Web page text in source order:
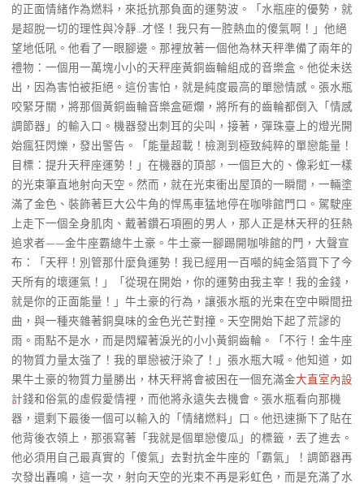
的正面情緒作為燃料，來抵抗那負面的運勢波。「水瓶座的優勢，就
是超脫一切的理性與冷靜…才怪！我只有一腔熱血的傻氣啊！」他絕
望地低吼。他看了一眼腳邊。那裡放著一個他為林天秤準備了兩年的
禮物：一個用一萬塊小小的天秤座黃銅齒輪組成的音樂盒。他從未送
出，因為害怕被拒絕。這份害怕，就是純度最高的單戀情感。張水瓶
咬緊牙關，將那個黃銅齒輪音樂盒砸爛，將所有的齒輪都倒入「情感
調節器」的輸入口。機器發出刺耳的尖叫，接著，彈珠臺上的燈光開
始瘋狂閃爍，發出警告。「能量超載！檢測到極致純粹的單戀能量！
目標：提升天秤座運勢！」在機器的頂部，一個巨大的、像彩虹一樣
的光束筆直地射向天空。然而，就在光束衝出屋頂的一瞬間，一輛塗
滿了金色、裝飾著巨大公牛角的悍馬車猛地停在咖啡館門口。駕駛座
上走下一個全身肌肉、戴著鑽石項圈的男人，那人正是林天秤的狂熱
追求者——金牛座霸總牛土豪。牛土豪一腳踢開咖啡館的門，大聲宣
布：「天秤！別管那什麼負運勢！我已經用一百噸的純金箔買下了今
天所有的壞運氣！」「從現在開始，你的運勢由我主宰！我的金錢，
就是你的正面能量！」牛土豪的行為，讓張水瓶的光束在空中瞬間扭
曲，與一種夾雜著銅臭味的金色光芒對撞。天空開始下起了荒謬的
雨。雨點不是水，而是閃耀著淚光的小小黃銅齒輪。「不行！金牛座
的物質力量太強了！我的單戀被汙染了！」張水瓶大喊。他知道，如
果牛土豪的物質力量勝出，林天秤將會被困在一個充滿金大直室內設
計錢和俗氣的虛假愛情裡，而他將永遠失去機會。張水瓶看向那機
器，還剩下最後一個可以輸入的「情緒燃料」口。他迅速撕下了貼在
他背後衣領上，那張寫著「我就是個單戀傻瓜」的標籤，丟了進去。
他必須用自己最真實的「傻氣」去對抗金牛座的「霸氣」！調節器再
次發出轟鳴，這一次，射向天空的光束不再是彩虹色，而是充滿了水